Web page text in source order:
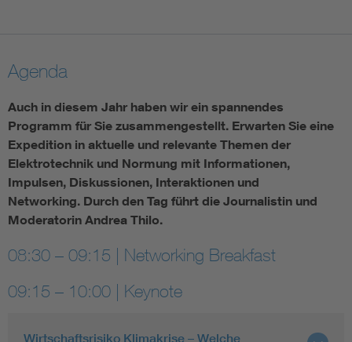
Agenda
Auch in diesem Jahr haben wir ein spannendes
Programm für Sie zusammengestellt. Erwarten Sie eine
Expedition in aktuelle und relevante Themen der
Elektrotechnik und Normung mit Informationen,
Impulsen, Diskussionen, Interaktionen und
Networking. Durch den Tag führt die Journalistin und
Moderatorin Andrea Thilo.
08:30 – 09:15 | Networking Breakfast
09:15 – 10:00 | Keynote
Wirtschaftsrisiko Klimakrise – Welche